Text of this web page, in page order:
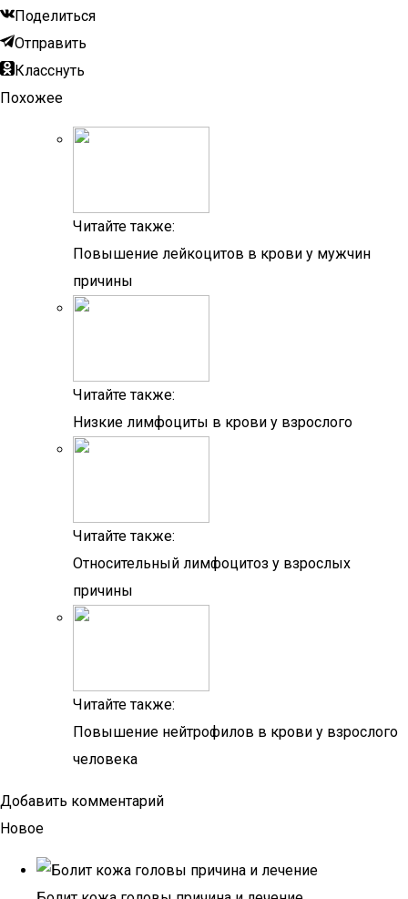
Поделиться
Отправить
Класснуть
Похожее
Читайте также:
Повышение лейкоцитов в крови у мужчин
причины
Читайте также:
Низкие лимфоциты в крови у взрослого
Читайте также:
Относительный лимфоцитоз у взрослых
причины
Читайте также:
Повышение нейтрофилов в крови у взрослого
человека
Добавить комментарий
Новое